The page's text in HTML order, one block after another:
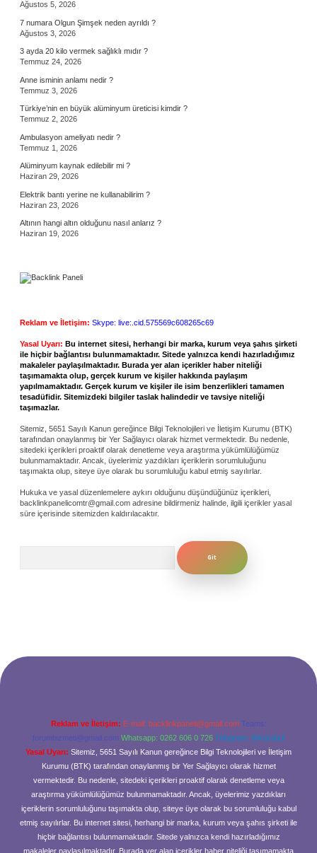
Ağustos 5, 2026
7 numara Olgun Şimşek neden ayrıldı ?
Ağustos 3, 2026
3 ayda 20 kilo vermek sağlıklı mıdır ?
Temmuz 24, 2026
Anne isminin anlamı nedir ?
Temmuz 3, 2026
Türkiye’nin en büyük alüminyum üreticisi kimdir ?
Temmuz 2, 2026
Ambulasyon ameliyatı nedir ?
Temmuz 1, 2026
Alüminyum kaynak edilebilir mi ?
Haziran 29, 2026
Elektrik bantı yerine ne kullanabilirim ?
Haziran 23, 2026
Altının hangi altın olduğunu nasıl anlarız ?
Haziran 19, 2026
Reklam ve İletişim: Skype: live:.cid.575569c608265c69
Yasal Uyarı: Bu internet sitesi, herhangi bir marka, kurum veya şahıs şirketi
ile hiçbir bağlantısı bulunmamaktadır. Sitede yalnızca kendi hazırladığımız
makaleler paylaşılmaktadır. Burada yer alan içerikler haber niteliği
taşımamakta olup, gerçek kurum ve kişiler hakkında paylaşım
yapılmamaktadır. Gerçek kurum ve kişiler ile isim benzerlikleri tamamen
tesadüfidir. Sitemizdeki bilgiler taslak halindedir ve tavsiye niteliği
taşımazlar.
Sitemiz, 5651 Sayılı Kanun gereğince Bilgi Teknolojileri ve İletişim Kurumu (BTK)
tarafından onaylanmış bir Yer Sağlayıcı olarak hizmet vermektedir. Bu nedenle,
sitedeki içerikleri proaktif olarak denetleme veya araştırma yükümlülüğümüz
bulunmamaktadır. Ancak, üyelerimiz yazdıkları içeriklerin sorumluluğunu
taşımakta olup, siteye üye olarak bu sorumluluğu kabul etmiş sayılırlar.
Hukuka ve yasal düzenlemelere aykırı olduğunu düşündüğünüz içerikleri,
backlinkpanelicomtr@gmail.com adresine bildirmeniz halinde, ilgili içerikler yasal
süre içerisinde sitemizden kaldırılacaktır.
Reklam ve İletişim: E-mail: backlinkpaneli@gmail.com Teams:
forumhizmeti@gmail.com Whatsapp: 0262 606 0 726 Telegram: @karabul
Yasal Uyarı: Sitemiz, 5651 Sayılı Kanun gereğince Bilgi Teknolojileri ve İletişim
Kurumu (BTK) tarafından onaylanmış bir Yer Sağlayıcı olarak hizmet
vermektedir. Bu nedenle, sitedeki içerikleri proaktif olarak denetleme veya
araştırma yükümlülüğümüz bulunmamaktadır. Ancak, üyelerimiz yazdıkları
içeriklerin sorumluluğunu taşımakta olup, siteye üye olarak bu sorumluluğu kabul
etmiş sayılırlar. Bu internet sitesi, herhangi bir marka, kurum veya şahıs şirketi ile
hiçbir bağlantısı bulunmamaktadır. Sitede yalnızca kendi hazırladığımız
makaleler paylaşılmaktadır. Burada yer alan içerikler haber niteliği taşımamakta